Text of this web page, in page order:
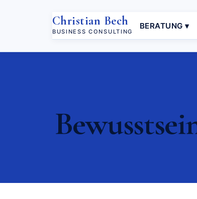
Christian Bech
BUSINESS CONSULTING
BERATUNG ▾